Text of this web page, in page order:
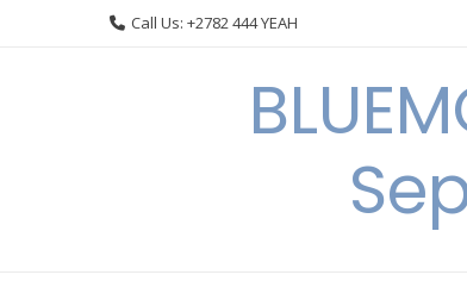
Call Us: +2782 444 YEAH